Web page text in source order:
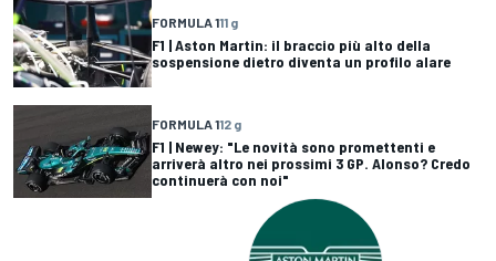
FORMULA 111 g
F1 | Aston Martin: il braccio più alto della
sospensione dietro diventa un profilo alare
FORMULA 112 g
F1 | Newey: "Le novità sono promettenti e
arriverà altro nei prossimi 3 GP. Alonso? Credo
continuerà con noi"